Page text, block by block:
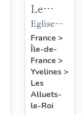
Le
mobilier
de
l'église
Saint-
Nicolas
Eglise
paroissiale
Saint-
Nicolas
France >
Île-de-
France >
Yvelines>
Les
Alluets-
le-Roi